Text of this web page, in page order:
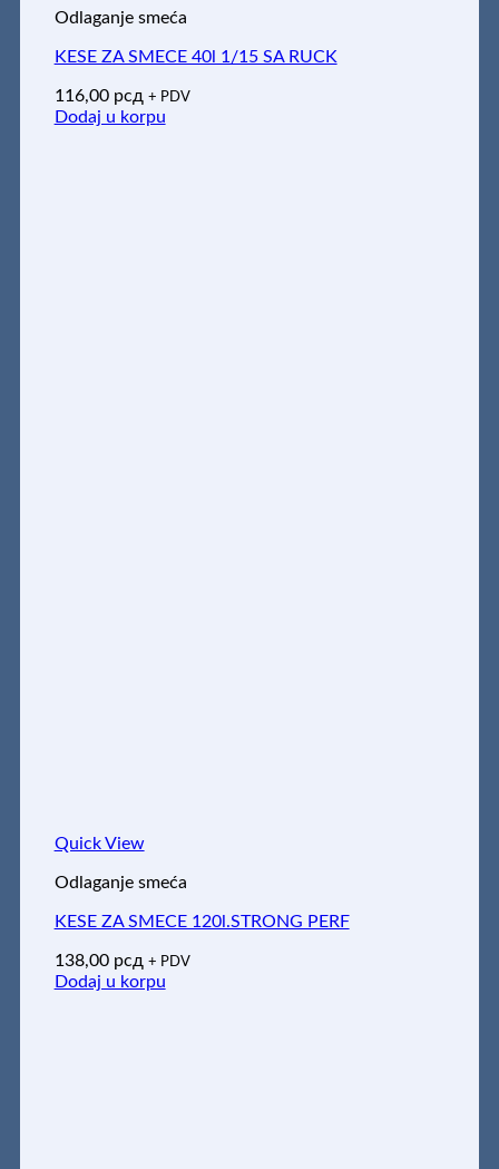
Odlaganje smeća
KESE ZA SMECE 40l 1/15 SA RUCK
116,00 рсд + PDV
Dodaj u korpu
Quick View
Odlaganje smeća
KESE ZA SMECE 120l.STRONG PERF
138,00 рсд + PDV
Dodaj u korpu